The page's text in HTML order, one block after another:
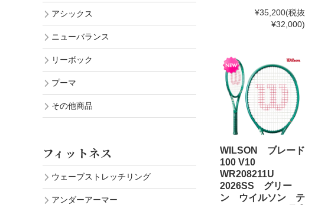
¥35,200(税抜
¥32,000)
WILSON ブレード
100 V10
WR208211U
2026SS グリー
ン ウイルソン テ
アシックス
ニューバランス
リーボック
プーマ
その他商品
フィットネス
ウェーブストレッチリング
アンダーアーマー